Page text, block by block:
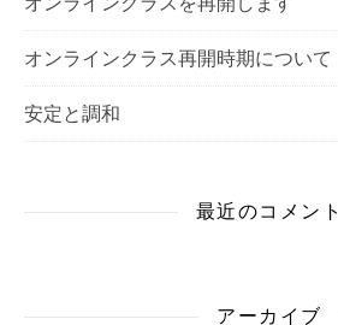
オンラインクラス再開時期について
安定と調和
最近のコメント
アーカイブ